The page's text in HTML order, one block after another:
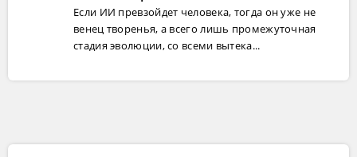
Если ИИ превзойдет человека, тогда он уже не
венец творенья, а всего лишь промежуточная
стадия эволюции, со всеми вытека...